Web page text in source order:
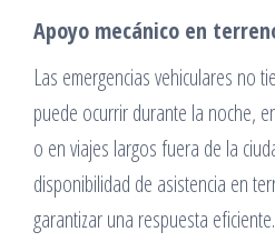
Apoyo mecánico en
Las emergencias vehiculares no
puede ocurrir durante la noche,
o en viajes largos fuera de la
disponibilidad de asistencia en
garantizar una respuesta eficiente.